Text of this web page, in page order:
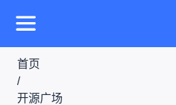
首页
/
开源广场